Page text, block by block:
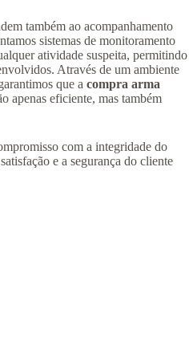
também ao acompanhamento
sistemas de monitoramento
atividade suspeita, permitindo
Através de um ambiente
que a compra arma
apenas eficiente, mas também
com a integridade do
e a segurança do cliente